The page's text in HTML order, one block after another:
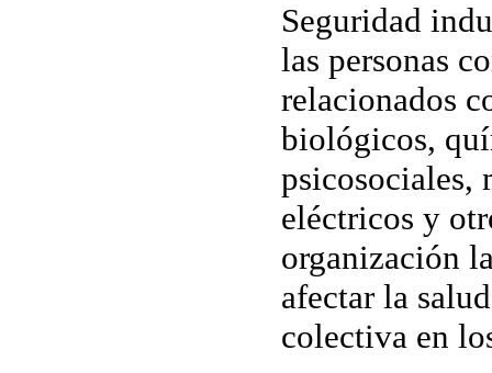
Seguridad
las personas
relacionados
biológicos,
psicosociales,
eléctricos y
organización
afectar la
colectiva en